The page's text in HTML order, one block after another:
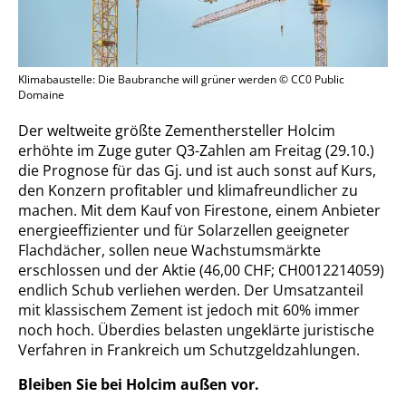
Klimabaustelle: Die Baubranche will grüner werden © CC0 Public
Domaine
Der weltweite größte Zementhersteller Holcim
erhöhte im Zuge guter Q3-Zahlen am Freitag (29.10.)
die Prognose für das Gj. und ist auch sonst auf Kurs,
den Konzern profitabler und klimafreundlicher zu
machen. Mit dem Kauf von Firestone, einem Anbieter
energieeffizienter und für Solarzellen geeigneter
Flachdächer, sollen neue Wachstumsmärkte
erschlossen und der Aktie (46,00 CHF; CH0012214059)
endlich Schub verliehen werden. Der Umsatzanteil
mit klassischem Zement ist jedoch mit 60% immer
noch hoch. Überdies belasten ungeklärte juristische
Verfahren in Frankreich um Schutzgeldzahlungen.
Bleiben Sie bei Holcim außen vor.